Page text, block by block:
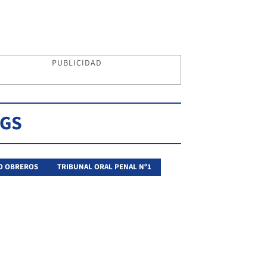
PUBLICIDAD
OBREROS TRIBUNAL ORAL PENAL Nº1